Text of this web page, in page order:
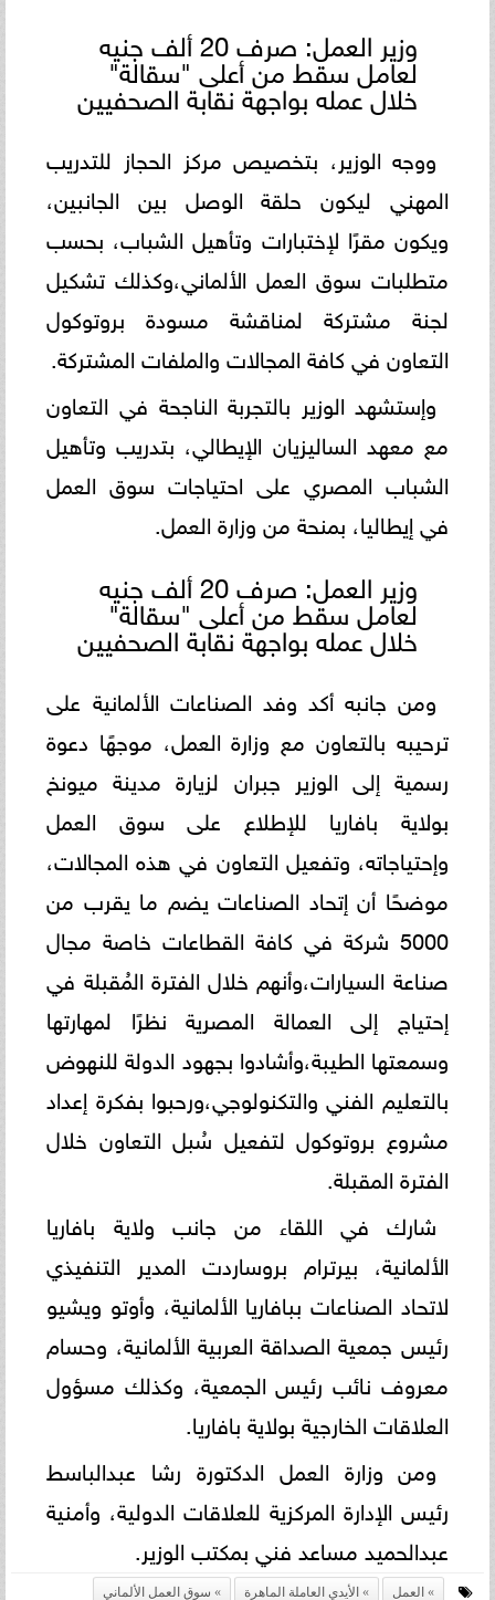
وزير العمل: صرف 20 ألف جنيه
لعامل سقط من أعلى "سقالة"
خلال عمله بواجهة نقابة الصحفيين
ووجه الوزير، بتخصيص مركز الحجاز للتدريب
المهني ليكون حلقة الوصل بين الجانبين،
ويكون مقرًا لإختبارات وتأهيل الشباب، بحسب
متطلبات سوق العمل الألماني،وكذلك تشكيل
لجنة مشتركة لمناقشة مسودة بروتوكول
التعاون في كافة المجالات والملفات المشتركة.
وإستشهد الوزير بالتجربة الناجحة في التعاون
مع معهد الساليزيان الإيطالي، بتدريب وتأهيل
الشباب المصري على احتياجات سوق العمل
في إيطاليا، بمنحة من وزارة العمل.
وزير العمل: صرف 20 ألف جنيه
لعامل سقط من أعلى "سقالة"
خلال عمله بواجهة نقابة الصحفيين
ومن جانبه أكد وفد الصناعات الألمانية على
ترحيبه بالتعاون مع وزارة العمل، موجهًا دعوة
رسمية إلى الوزير جبران لزيارة مدينة ميونخ
بولاية بافاريا للإطلاع على سوق العمل
وإحتياجاته، وتفعيل التعاون في هذه المجالات،
موضحًا أن إتحاد الصناعات يضم ما يقرب من
5000 شركة في كافة القطاعات خاصة مجال
صناعة السيارات،وأنهم خلال الفترة المُقبلة في
إحتياج إلى العمالة المصرية نظرًا لمهارتها
وسمعتها الطيبة،وأشادوا بجهود الدولة للنهوض
بالتعليم الفني والتكنولوجي،ورحبوا بفكرة إعداد
مشروع بروتوكول لتفعيل سُبل التعاون خلال
الفترة المقبلة.
شارك في اللقاء من جانب ولاية بافاريا
الألمانية، بيرترام بروساردت المدير التنفيذي
لاتحاد الصناعات ببافاريا الألمانية، وأوتو ويشيو
رئيس جمعية الصداقة العربية الألمانية، وحسام
معروف نائب رئيس الجمعية، وكذلك مسؤول
العلاقات الخارجية بولاية بافاريا.
ومن وزارة العمل الدكتورة رشا عبدالباسط
رئيس الإدارة المركزية للعلاقات الدولية، وأمنية
عبدالحميد مساعد فني بمكتب الوزير.
العمل الأيدي العاملة الماهرة سوق العمل الألماني